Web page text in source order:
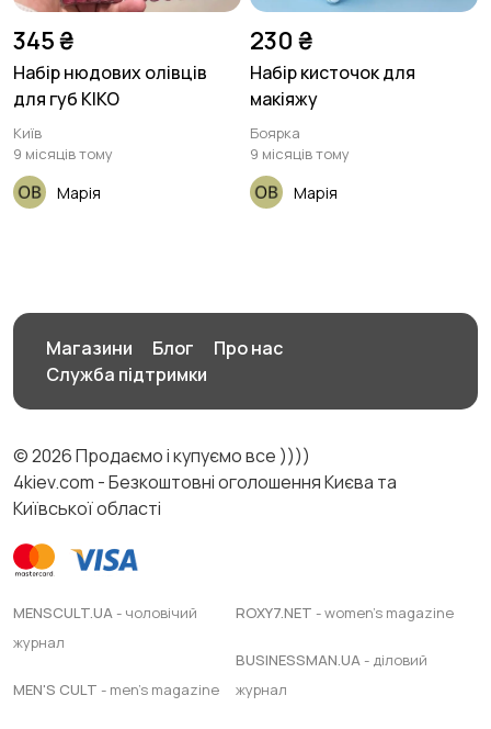
345 ₴
Набір нюдових олівців
для губ KIKO
Київ
9 місяців тому
Марія
230 ₴
Набір кисточок для
макіяжу
Боярка
9 місяців тому
Марія
Магазини Блог
Про нас
Служба підтримки
© 2026 Продаємо і купуємо все ))))
4kiev.com - Безкоштовні оголошення Києва та
Київської області
MENSCULT.UA- чоловічий
журнал
MEN'S CULT - men's magazine
ROXY7.NET - women's magazine
BUSINESSMAN.UA- діловий
журнал